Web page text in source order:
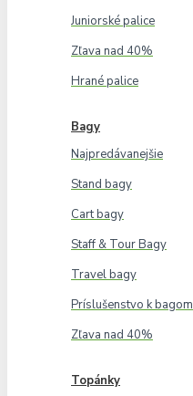
Juniorské palice
Zľava nad 40%
Hrané palice
Bagy
Najpredávanejšie
Stand bagy
Cart bagy
Staff & Tour Bagy
Travel bagy
Príslušenstvo k bagom
Zľava nad 40%
Topánky